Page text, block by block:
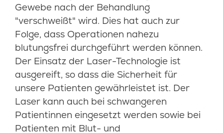
Gewebe nach der Behandlung
"verschweißt" wird. Dies hat auch zur
Folge, dass Operationen nahezu
blutungsfrei durchgeführt werden können.
Der Einsatz der Laser-Technologie ist
ausgereift, so dass die Sicherheit für
unsere Patienten gewährleistet ist. Der
Laser kann auch bei schwangeren
Patientinnen eingesetzt werden sowie bei
Patienten mit Blut- und